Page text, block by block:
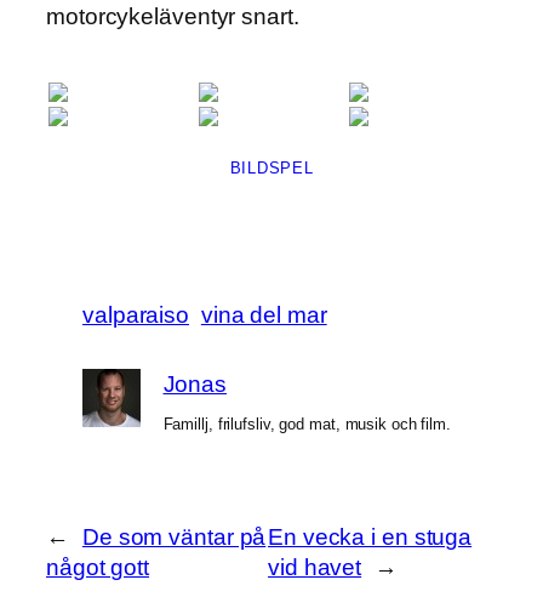
motorcykeläventyr snart.
BILDSPEL
valparaiso vina del mar
Jonas
Famillj, frilufsliv, god mat, musik och film.
←
De som väntar på
något gott
En vecka i en stuga
vid havet
→